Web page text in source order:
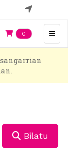
0 Items en
Bilatu